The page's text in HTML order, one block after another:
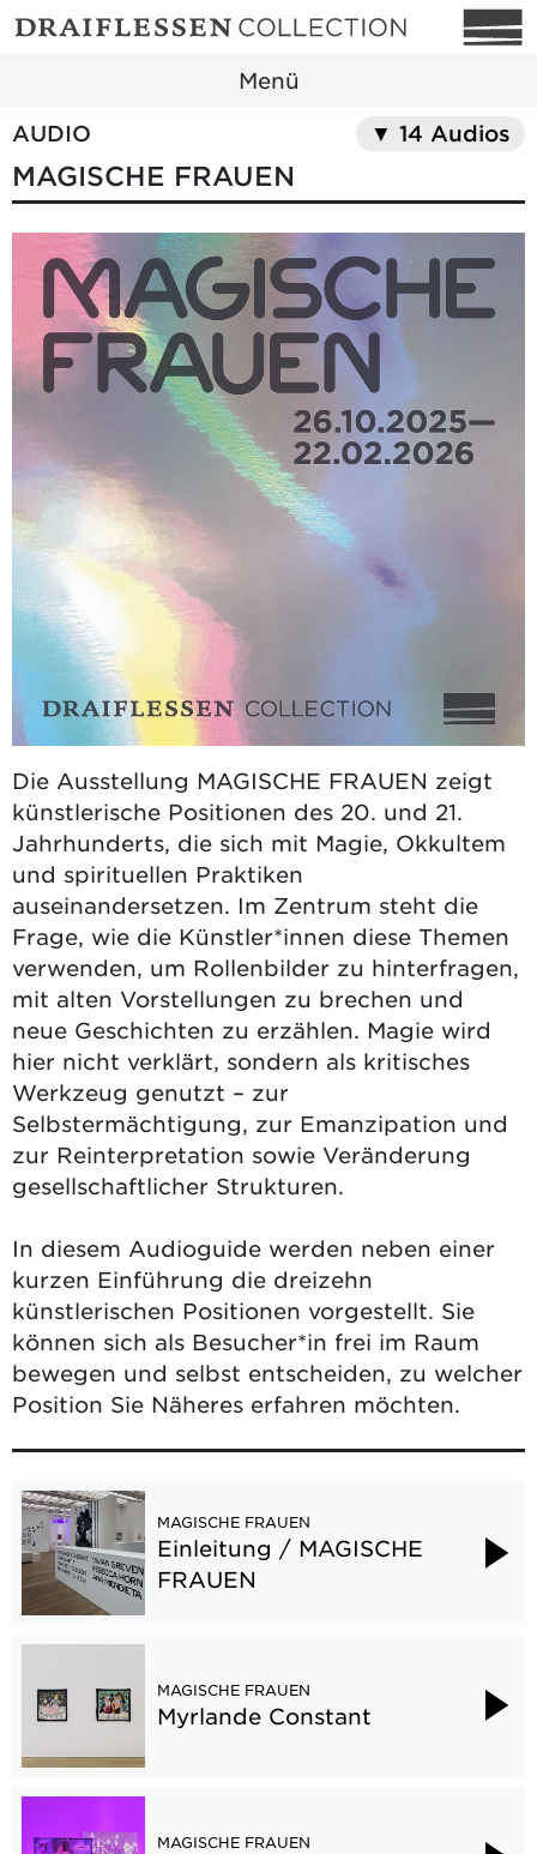
Menü
AUDIO
▼ 14 Audios
MAGISCHE FRAUEN
Die Ausstellung MAGISCHE FRAUEN zeigt
künstlerische Positionen des 20. und 21.
Jahrhunderts, die sich mit Magie, Okkultem
und spirituellen Praktiken
auseinandersetzen. Im Zentrum steht die
Frage, wie die Künstler*innen diese Themen
verwenden, um Rollenbilder zu hinterfragen,
mit alten Vorstellungen zu brechen und
neue Geschichten zu erzählen. Magie wird
hier nicht verklärt, sondern als kritisches
Werkzeug genutzt – zur
Selbstermächtigung, zur Emanzipation und
zur Reinterpretation sowie Veränderung
gesellschaftlicher Strukturen.
In diesem Audioguide werden neben einer
kurzen Einführung die dreizehn
künstlerischen Positionen vorgestellt. Sie
können sich als Besucher*in frei im Raum
bewegen und selbst entscheiden, zu welcher
Position Sie Näheres erfahren möchten.
MAGISCHE FRAUEN
Einleitung / MAGISCHE
FRAUEN
MAGISCHE FRAUEN
Myrlande Constant
MAGISCHE FRAUEN